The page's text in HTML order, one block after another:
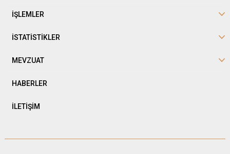
İŞLEMLER
İSTATİSTİKLER
MEVZUAT
HABERLER
İLETİŞİM